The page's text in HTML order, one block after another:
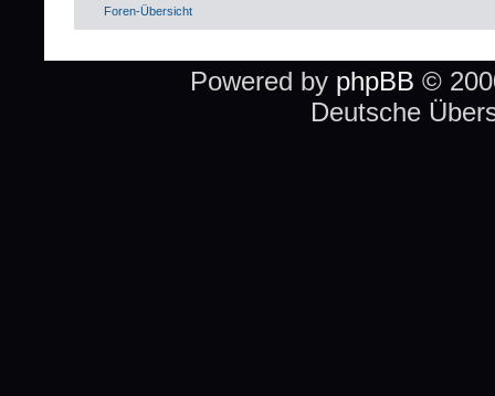
Foren-Übersicht
Powered by phpBB ©
Deutsche